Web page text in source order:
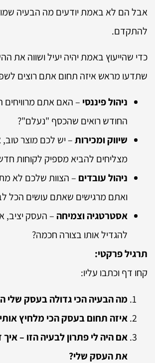
אבל הם לא באמת יודעים מה הבעיה
להתקדם.
כדי שהייעוץ באמת יהיה יעיל ושווה את
שתדעו מראש איזה תחום אתם רוצים
ניהול פיננסי – האם אתם
החודש רואים שהכסף "נעלם"?
שיווק ומכירות– יש לכם מוצר
מצליחים להביא מספיק לקוחות
ניהול עובדים – הצוות שלכם לא
ואתם מרגישים שאתם עושים הכל
אסטרטגיה וצמיחה – העסק יציב,
להגדיל אותו בצורה חכמה?
תרגיל פרקטי:
קחו דף וכתבו עליו:
מה הבעיה הכי גדולה בעסק שלי
איזה תחום בעסק הכי מלחיץ
אם היה לי פתרון לבעיה הזו –
את העסק שלי?